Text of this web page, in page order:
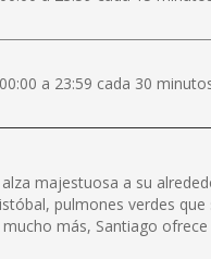
a 23:59 cada 30
majestuosa a su
pulmones verdes
más, Santiago